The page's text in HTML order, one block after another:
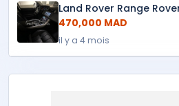
Land Rover Range
470,000 MAD
il y a 4 mois